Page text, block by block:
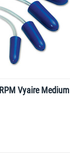
Vyaire Medium